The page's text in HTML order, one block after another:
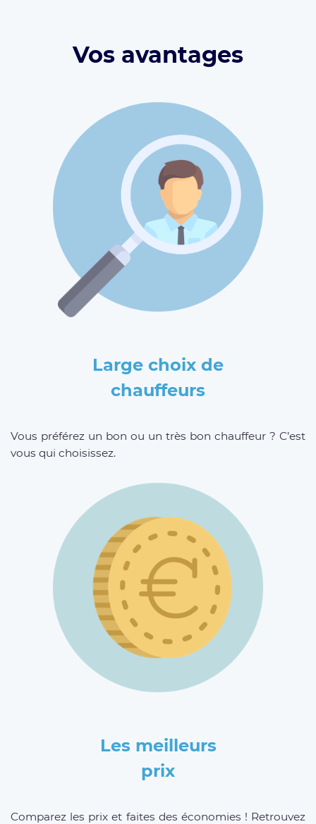
Vos avantages
Large choix de
chauffeurs
Vous préférez un bon ou un très bon chauffeur ? C’est
vous qui choisissez.
Les meilleurs
prix
Comparez les prix et faites des économies ! Retrouvez